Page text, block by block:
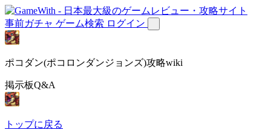
事前ガチャ ゲーム検索 ログイン
ポコダン(ポコロンダンジョンズ)攻略wiki
掲示板Q&A
トップに戻る